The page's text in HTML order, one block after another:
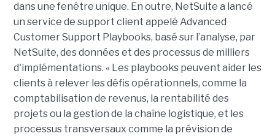
dans une fenêtre unique. En outre, NetSuite a lancé
un service de support client appelé Advanced
Customer Support Playbooks, basé sur l’analyse, par
NetSuite, des données et des processus de milliers
d'implémentations. « Les playbooks peuvent aider les
clients à relever les défis opérationnels, comme la
comptabilisation de revenus, la rentabilité des
projets ou la gestion de la chaîne logistique, et les
processus transversaux comme la prévision de